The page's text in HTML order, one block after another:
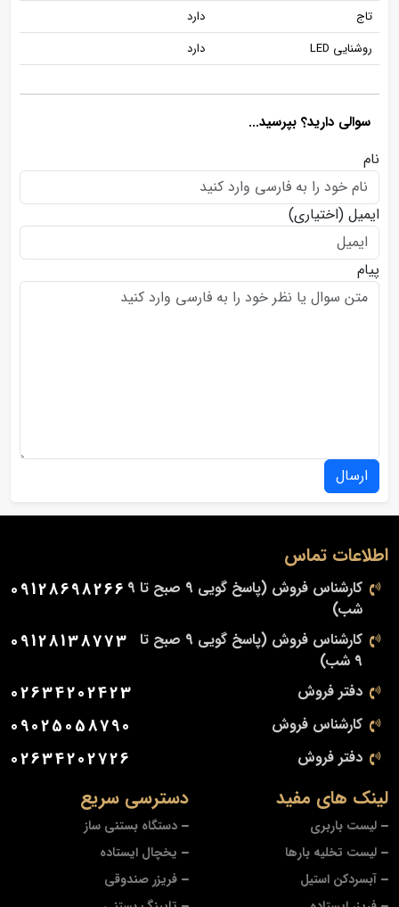
تاج
دارد
روشنایی LED
دارد
سوالی دارید؟ بپرسید...
نام
ایمیل (اختیاری)
پیام
ارسال
دسترسی سریع
دستگاه بستنی ساز
یخچال ایستاده
فریزر صندوقی
لینک های مفید
لیست باربری
لیست تخلیه بارها
آبسردکن استیل
اطلاعات تماس
کارشناس فروش (پاسخ گویی 9 صبح تا 9
شب)
09128698266
کارشناس فروش (پاسخ گویی 9 صبح تا
9 شب)
09128138773
دفتر فروش 02634202423
کارشناس فروش 09025058790
دفتر فروش 02634202726